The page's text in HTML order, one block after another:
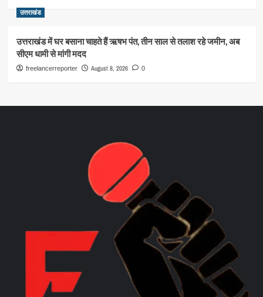
उत्तराखंड
उत्तराखंड में घर बसाना चाहते हैं ऋषभ पंत, तीन साल से तलाश रहे जमीन, अब
सीएम धामी से मांगी मदद
freelancerreporter August 8, 2026 0